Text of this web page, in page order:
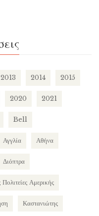
2013 2014 2015
2020 2021
Bell
Αγγλία Αθήνα
Διόπτρα
Αμερικής
Καστανιώτης